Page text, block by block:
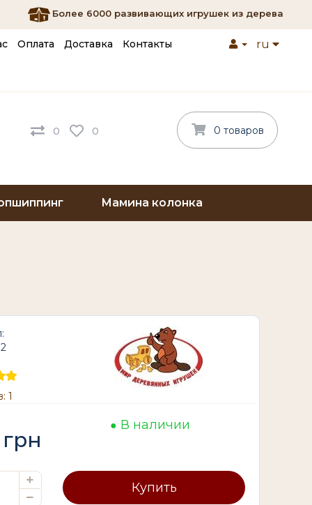
Более 6000 развивающих игрушек из дерева
Оплата Доставка Контакты ru
0 0 0 товаров
Мамина колонка
1
грн
В наличии
Купить